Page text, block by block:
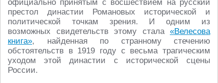
официально принятым с восшествием на русский
престол династии Романовых исторической и
политической точкам зрения. И одним из
возможных свидетельств этому стала «Велесова
книга», найденная по странному стечению
обстоятельств в 1919 году с весьма трагическим
уходом этой династии с исторической сцены
России.